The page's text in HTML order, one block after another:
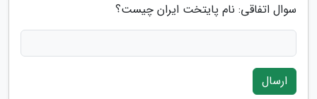
سوال اتفاقی: نام پایتخت ایران چیست؟
ارسال